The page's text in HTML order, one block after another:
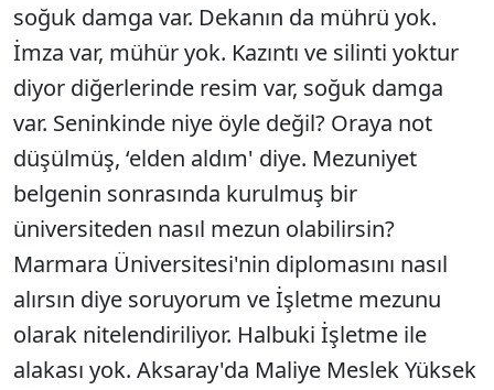
soğuk damga var. Dekanın da mührü yok.
İmza var, mühür yok. Kazıntı ve silinti yoktur
diyor diğerlerinde resim var, soğuk damga
var. Seninkinde niye öyle değil? Oraya not
düşülmüş, ‘elden aldım' diye. Mezuniyet
belgenin sonrasında kurulmuş bir
üniversiteden nasıl mezun olabilirsin?
Marmara Üniversitesi'nin diplomasını nasıl
alırsın diye soruyorum ve İşletme mezunu
olarak nitelendiriliyor. Halbuki İşletme ile
alakası yok. Aksaray'da Maliye Meslek Yüksek